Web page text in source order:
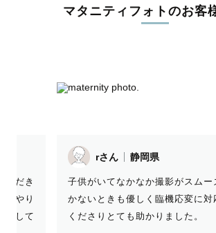
マタニティフォトのお客
ズにい
応して
O.Sさん 静岡県
その場でよりよい写真や構成を考
ださり、その度に提案してくださ
難うございました！！